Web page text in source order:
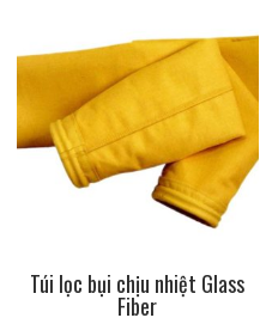
Túi lọc bụi chịu nhiệt Glass
Fiber